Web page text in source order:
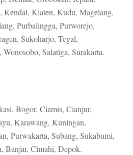
Kendal, Klaten, Kudu, Magelang,
Purbalingga, Purworejo,
Sukoharjo, Tegal,
Salatiga, Surakarta.
Bogor, Ciamis, Cianjur,
Karawang, Kuningan,
Purwakarta, Subang, Sukabumi,
Banjar, Cimahi, Depok.